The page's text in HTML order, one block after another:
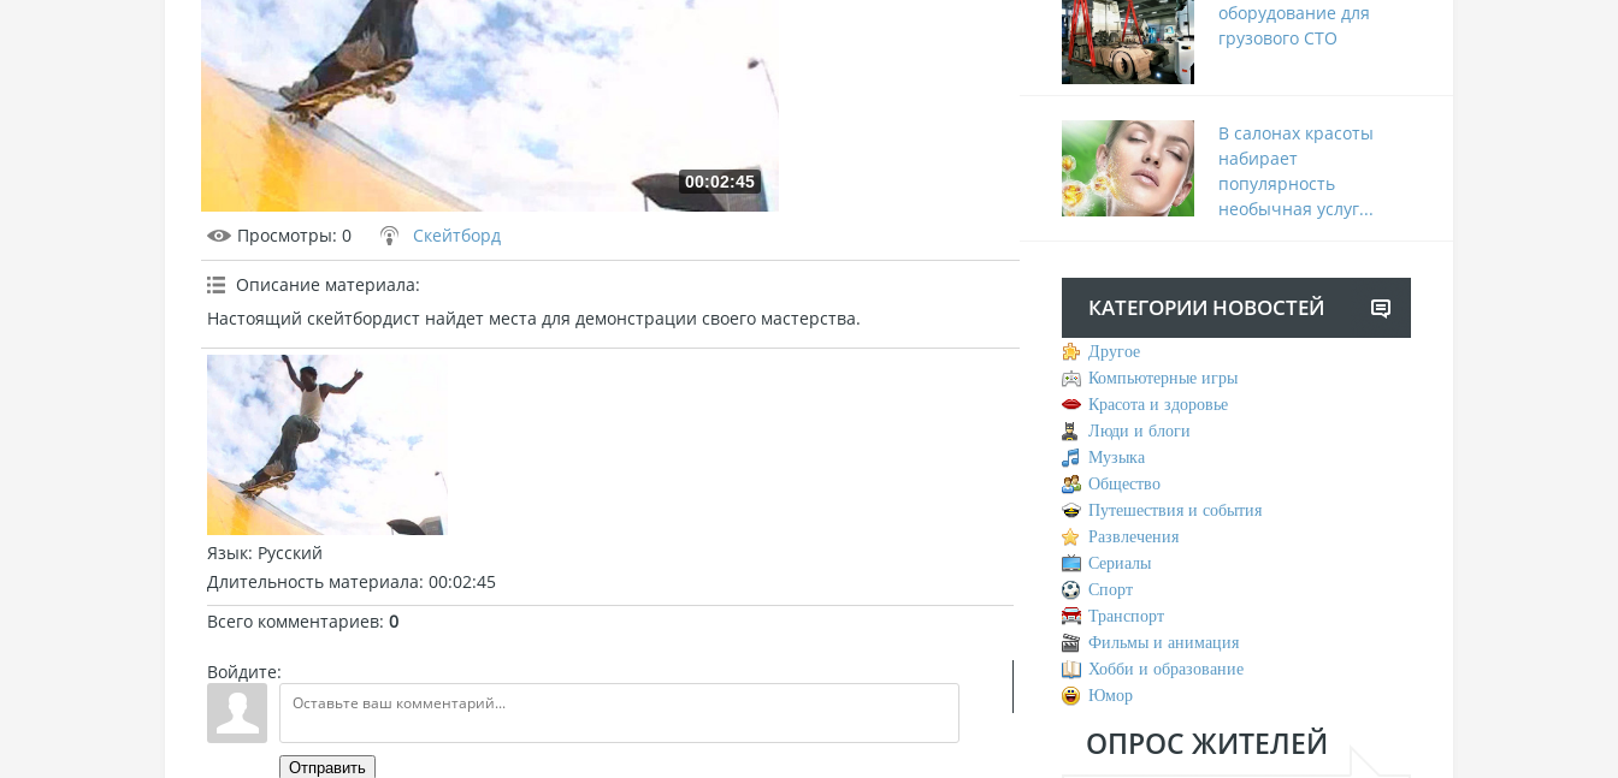
00:02:45
Просмотры: 0 Скейтборд
Описание материала:
Настоящий скейтбордист найдет места для демонстрации своего мастерства.
Язык: Русский
Длительность материала: 00:02:45
Всего комментариев: 0
Войдите:
Отправить
оборудование для
грузового СТО
В салонах красоты
набирает
популярность
необычная услуг...
КАТЕГОРИИ НОВОСТЕЙ
Другое
Компьютерные игры
Красота и здоровье
Люди и блоги
Музыка
Общество
Путешествия и события
Развлечения
Сериалы
Спорт
Транспорт
Фильмы и анимация
Хобби и образование
Юмор
ОПРОС ЖИТЕЛЕЙ